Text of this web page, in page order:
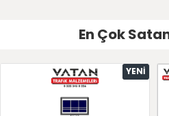
En Çok
YENI